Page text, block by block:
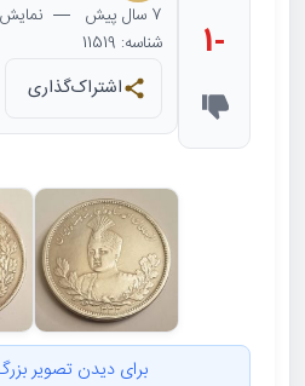
-1
7 سال پیش — نمایش: 1069
شناسه: 11519
اشتراک‌گذاری
برای دیدن تصویر